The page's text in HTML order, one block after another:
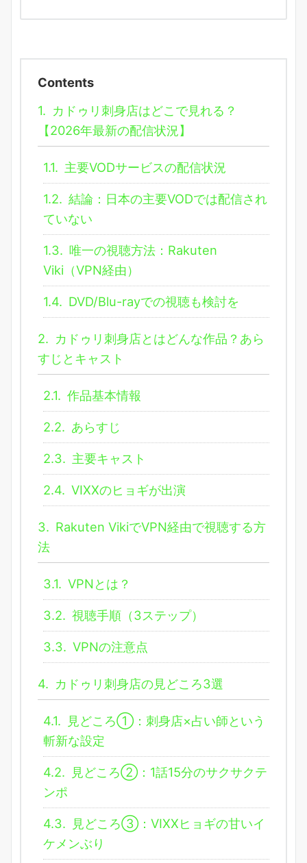
Contents
1. カドゥリ刺身店はどこで見れる？
【2026年最新の配信状況】
1.1. 主要VODサービスの配信状況
1.2. 結論：日本の主要VODでは配信され
ていない
1.3. 唯一の視聴方法：Rakuten
Viki（VPN経由）
1.4. DVD/Blu-rayでの視聴も検討を
2. カドゥリ刺身店とはどんな作品？あら
すじとキャスト
2.1. 作品基本情報
2.2. あらすじ
2.3. 主要キャスト
2.4. VIXXのヒョギが出演
3. Rakuten VikiでVPN経由で視聴する方
法
3.1. VPNとは？
3.2. 視聴手順（3ステップ）
3.3. VPNの注意点
4. カドゥリ刺身店の見どころ3選
4.1. 見どころ①：刺身店×占い師という
斬新な設定
4.2. 見どころ②：1話15分のサクサクテ
ンポ
4.3. 見どころ③：VIXXヒョギの甘いイ
ケメンぶり